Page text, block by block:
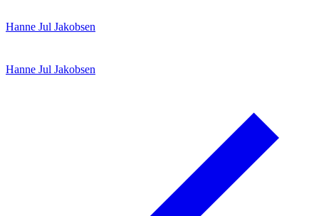
til
Hanne Jul Jakobsen
Hanne Jul Jakobsen